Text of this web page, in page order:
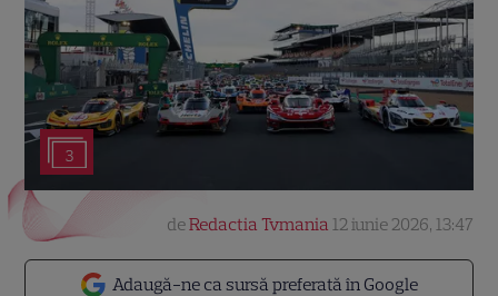
3
Adaugă-ne ca sursă preferată în Google
deRedactia Tvmania 12 iunie 2026, 13:47